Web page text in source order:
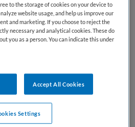
Specialist / Physician
bij HagaZiekenhuis
staan enkele vergelijkbare
to the storage of cookies on your device to
website usage, and help us improve our
and marketing. If you choose to reject the
necessary and analytical cookies. These do
you as a person. You can indicate this under
Accept All Cookies
Settings